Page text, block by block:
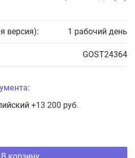
версия): 1 рабочий день
GOST24364
+13 200 руб.